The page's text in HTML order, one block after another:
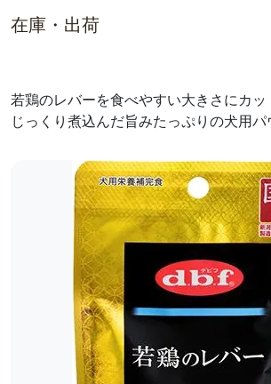
在庫・出荷
若鶏のレバーを食べやすい大きさにカ
じっくり煮込んだ旨みたっぷりの犬用パ